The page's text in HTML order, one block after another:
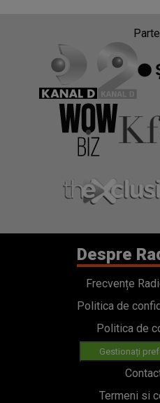
Despre
Frecvențe
Politica de
Politica de
Gestionați
Termeni si